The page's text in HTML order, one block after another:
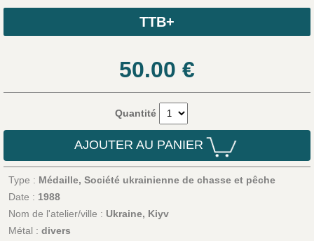
TTB+
50.00 €
Quantité
AJOUTER AU PANIER
Type : Médaille, Société ukrainienne de chasse et pêche
Date : 1988
Nom de l'atelier/ville : Ukraine, Kiyv
Métal : divers